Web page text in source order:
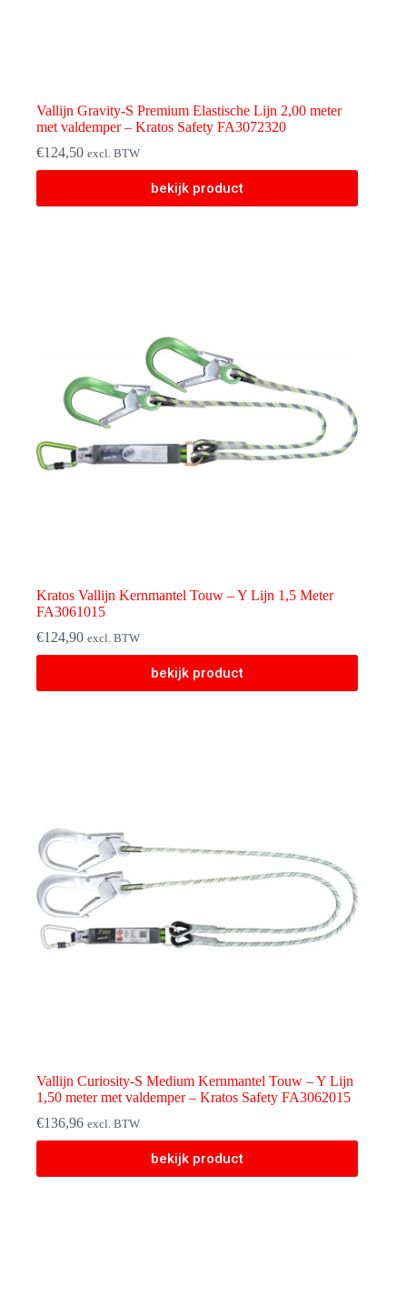
Vallijn Gravity-S Premium Elastische Lijn 2,00 meter
met valdemper – Kratos Safety FA3072320
€124,50 excl. BTW
bekijk product
Kratos Vallijn Kernmantel Touw – Y Lijn 1,5 Meter
FA3061015
€124,90 excl. BTW
bekijk product
Vallijn Curiosity-S Medium Kernmantel Touw – Y Lijn
1,50 meter met valdemper – Kratos Safety FA3062015
€136,96 excl. BTW
bekijk product